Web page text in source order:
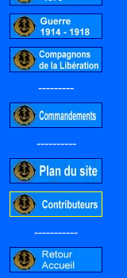
---------
----------
-----------